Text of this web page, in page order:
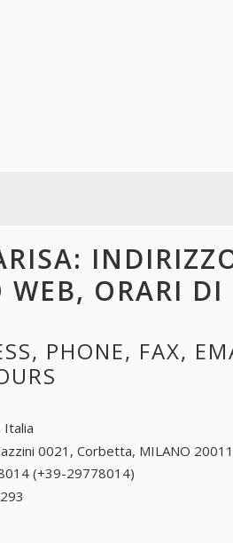
ORARI DI
PHONE, FAX,
Italia
0021, Corbetta, MILANO
(+39-29778014)